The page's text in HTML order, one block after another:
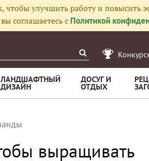
улучшить работу и повысить
соглашаетесь с Политикой
ЛАНДШАФТНЫЙ
ДИЗАЙН
ДОСУГ И
ОТДЫХ
выращивать